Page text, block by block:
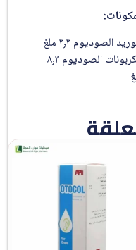
كلوريد الصوديوم ٣٫٣ ملغ
بيكربونات الصوديوم ٨٫٣